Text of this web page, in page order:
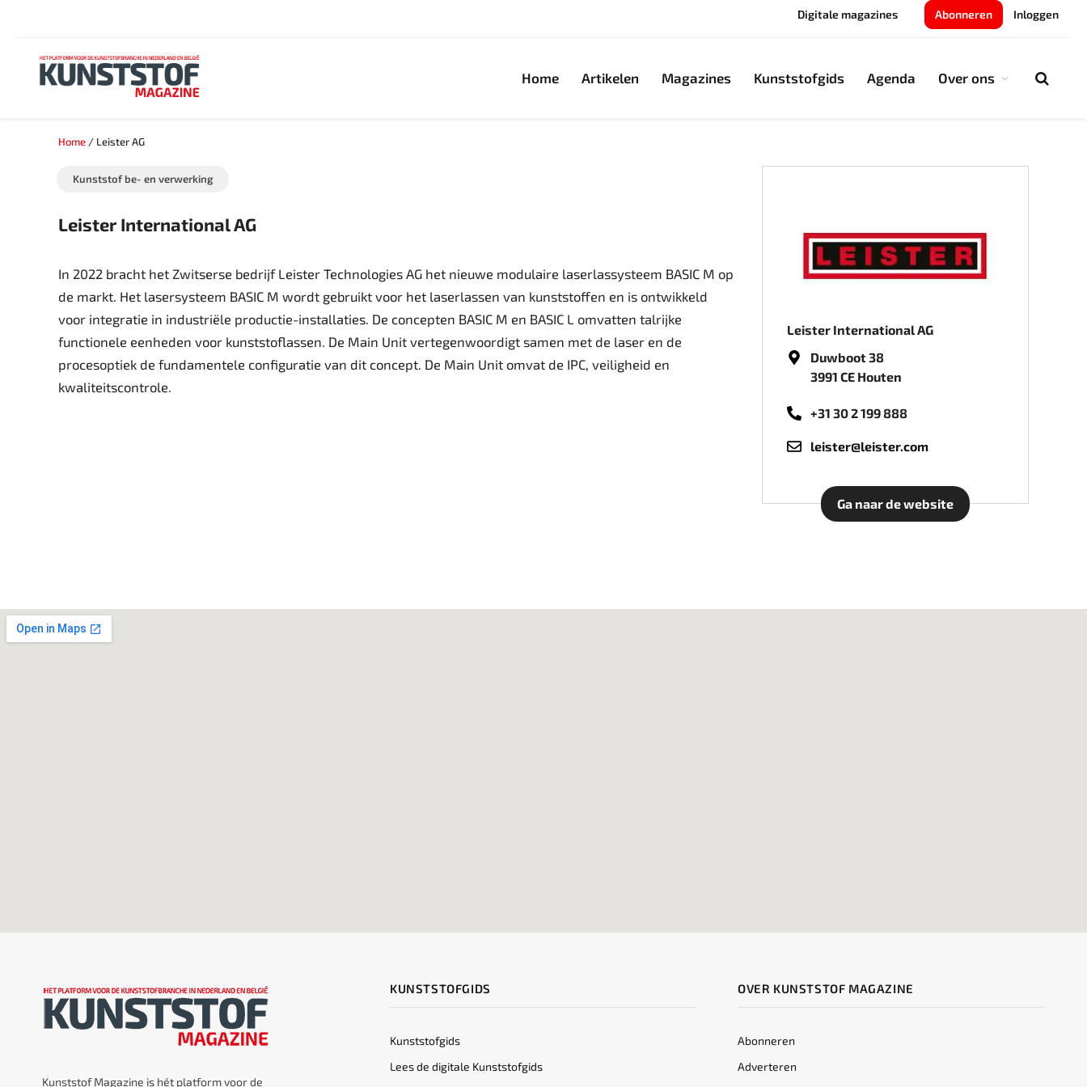
Digitale magazines Abonneren Inloggen
Home Artikelen Magazines Kunststofgids Agenda Over ons
Home / Leister AG
Kunststof be- en verwerking
Leister International AG
In 2022 bracht het Zwitserse bedrijf Leister Technologies AG het nieuwe modulaire laserlassysteem BASIC M op
de markt. Het lasersysteem BASIC M wordt gebruikt voor het laserlassen van kunststoffen en is ontwikkeld
voor integratie in industriële productie-installaties. De concepten BASIC M en BASIC L omvatten talrijke
functionele eenheden voor kunststoflassen. De Main Unit vertegenwoordigt samen met de laser en de
procesoptiek de fundamentele configuratie van dit concept. De Main Unit omvat de IPC, veiligheid en
kwaliteitscontrole.
Leister International AG
Duwboot 38
3991 CE Houten
+31 30 2 199 888
leister@leister.com
Ga naar de website
Kunststof Magazine is hét platform voor de
KUNSTSTOFGIDS
Kunststofgids
Lees de digitale Kunststofgids
OVER KUNSTSTOF MAGAZINE
Abonneren
Adverteren